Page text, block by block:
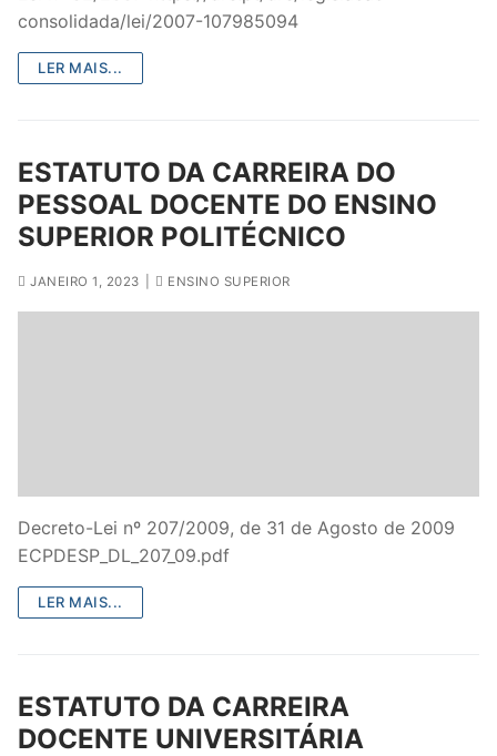
PRÉ-ESCOLAR
1º CICLO
ENSINO ARTÍSTICO
EDUCAÇÃO ESPECIAL
PARTICULAR / IPSS / MISERICÓRDIAS
Área de Sócios
Revista Intervir
Contactos
consolidada/lei/2007-107985094
LER MAIS...
ESTATUTO DA CARREIRA DO
PESSOAL DOCENTE DO ENSINO
SUPERIOR POLITÉCNICO
JANEIRO 1, 2023 ENSINO SUPERIOR
Decreto-Lei nº 207/2009, de 31 de Agosto de 2009
ECPDESP_DL_207_09.pdf
LER MAIS...
ESTATUTO DA CARREIRA
DOCENTE UNIVERSITÁRIA